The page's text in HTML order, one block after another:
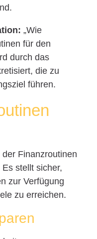
„Wie
für den
durch das
die zu
führen.
Finanzroutinen
stellt sicher,
zur Verfügung
zu erreichen.